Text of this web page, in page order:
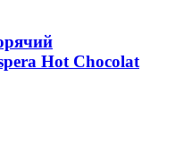
Hot Chocolat